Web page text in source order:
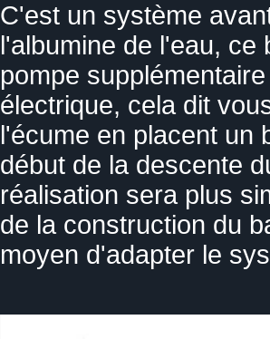
C'est un système
l'albumine de l'eau, ce
pompe
électrique, cela dit
l'écume en placent un
début de la descente
réalisation sera plus
de la construction du
moyen d'adapter le